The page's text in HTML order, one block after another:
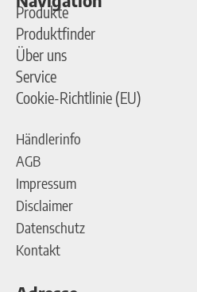
Produkte
Produktfinder
Über uns
Service
Cookie-Richtlinie (EU)
Händlerinfo
AGB
Impressum
Disclaimer
Datenschutz
Kontakt